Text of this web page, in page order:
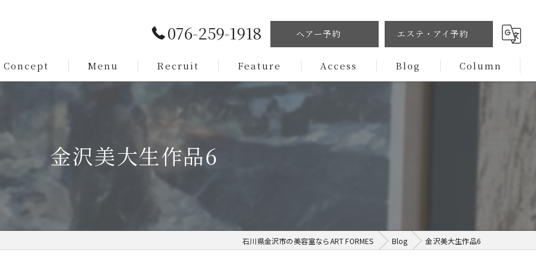
076-259-1918 ヘアー予約 エステ・アイ予約
Concept Menu Recruit Feature Access Blog Column
金沢美大生作品6
石川県金沢市の美容室ならART FORMES Blog 金沢美大生作品6